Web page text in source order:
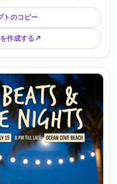
ュ カバー スタイルのステッカ
ヤード、専用の QR RSVP ブロ
トロボ ライト、ヘイズ付きの
EOS R6、24mm、ドラマチッ
烈なハイ エネルギー ムード、
、高解像度、印刷可能なポスタ
透かしなし --ar 4:5
トのコピー
作成する↗